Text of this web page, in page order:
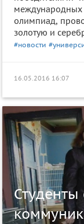
олимпиад,
золотую и
#новости
16.05.2016 16:07
Студенты